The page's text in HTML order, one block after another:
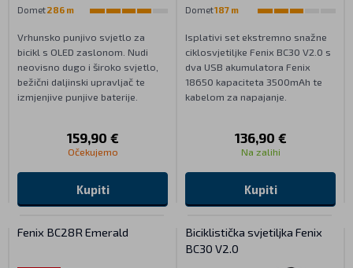
Domet286 m
Vrhunsko punjivo svjetlo za
bicikl s OLED zaslonom. Nudi
neovisno dugo i široko svjetlo,
bežični daljinski upravljač te
izmjenjive punjive baterije.
159,90 €
Očekujemo
Kupiti
Domet187 m
Isplativi set ekstremno snažne
ciklosvjetiljke Fenix BC30 V2.0 s
dva USB akumulatora Fenix
18650 kapaciteta 3500mAh te
kabelom za napajanje.
136,90 €
Na zalihi
Kupiti
Fenix BC28R Emerald
Biciklistička svjetiljka Fenix
BC30 V2.0